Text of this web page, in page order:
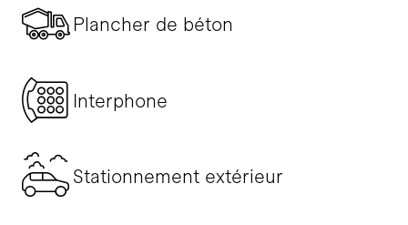
Plancher de béton
Interphone
Stationnement extérieur